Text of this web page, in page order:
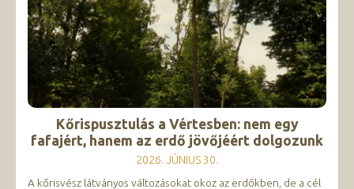
Kőrispusztulás a Vértesben: nem egy
fafajért, hanem az erdő jövőjéért dolgozunk
2026. JÚNIUS 30.
A kőrisvész látványos változásokat okoz az erdőkben, de a cél